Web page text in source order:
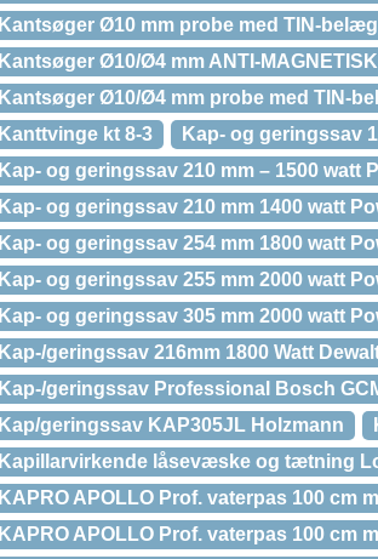
Kantsøger Ø10 mm probe med TIN-
Kantsøger Ø10/Ø4 mm ANTI-
Kantsøger Ø10/Ø4 mm probe med TIN-
Kanttvinge kt 8-3
Kap- og geringssav
Kap- og geringssav 210 mm – 1500 watt
Kap- og geringssav 210 mm 1400 watt
Kap- og geringssav 254 mm 1800 watt
Kap- og geringssav 255 mm 2000 watt
Kap- og geringssav 305 mm 2000 watt
Kap-/geringssav 216mm 1800 Watt
Kap-/geringssav Professional Bosch
Kap/geringssav KAP305JL Holzmann
Kapillarvirkende låsevæske og tætning
KAPRO APOLLO Prof. vaterpas 100 cm
KAPRO APOLLO Prof. vaterpas 100 cm